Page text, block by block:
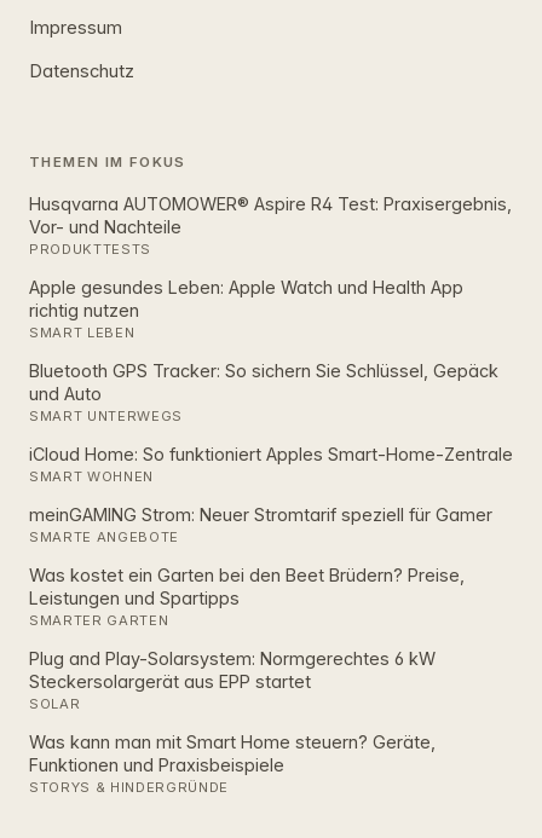
Impressum
Datenschutz
THEMEN IM FOKUS
Husqvarna AUTOMOWER® Aspire R4 Test: Praxisergebnis,
Vor- und Nachteile
PRODUKTTESTS
Apple gesundes Leben: Apple Watch und Health App
richtig nutzen
SMART LEBEN
Bluetooth GPS Tracker: So sichern Sie Schlüssel, Gepäck
und Auto
SMART UNTERWEGS
iCloud Home: So funktioniert Apples Smart‑Home‑Zentrale
SMART WOHNEN
meinGAMING Strom: Neuer Stromtarif speziell für Gamer
SMARTE ANGEBOTE
Was kostet ein Garten bei den Beet Brüdern? Preise,
Leistungen und Spartipps
SMARTER GARTEN
Plug and Play-Solarsystem: Normgerechtes 6 kW
Steckersolargerät aus EPP startet
SOLAR
Was kann man mit Smart Home steuern? Geräte,
Funktionen und Praxisbeispiele
STORYS & HINDERGRÜNDE